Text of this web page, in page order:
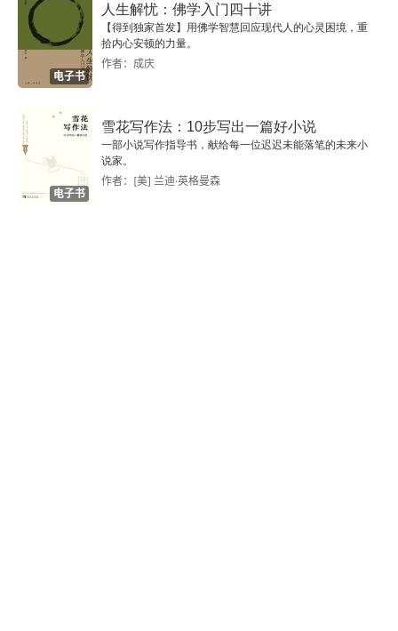
总结讨论
撰稿者简介
电子书
人生解忧：佛学入门四十讲
【得到独家首发】用佛学智慧回应现代人的心灵困境，重
拾内心安顿的力量。
作者：成庆
电子书
雪花写作法：10步写出一篇好小说
一部小说写作指导书，献给每一位迟迟未能落笔的未来小
说家。
作者：[美] 兰迪·英格曼森